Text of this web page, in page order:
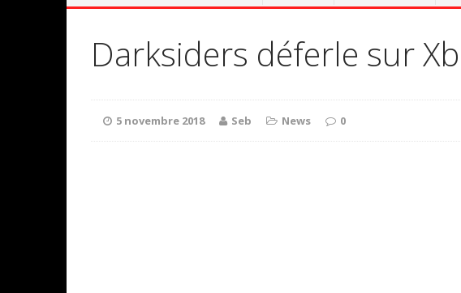
Darksiders déferle sur
5 novembre 2018 Seb News 0